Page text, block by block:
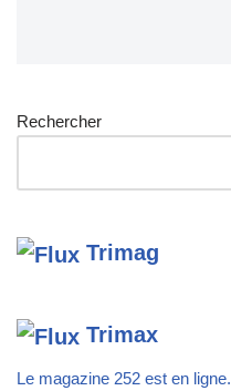
Rechercher
Trimag
Trimax
Le magazine 252 est en ligne.